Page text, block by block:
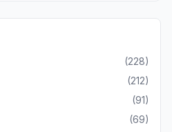
(228)
(212)
(91)
(69)